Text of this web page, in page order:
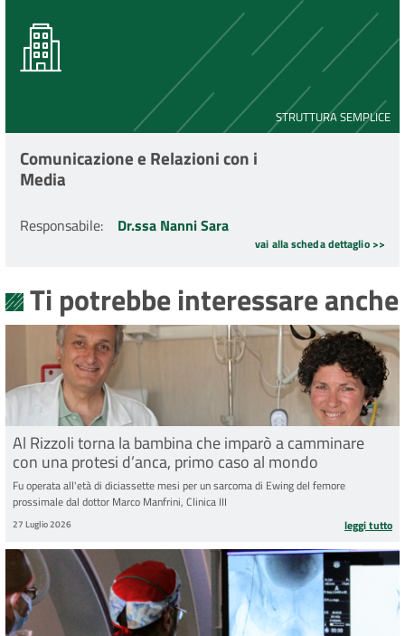
STRUTTURA SEMPLICE
Comunicazione e Relazioni con i
Media
Responsabile: Dr.ssa Nanni Sara
vai alla scheda dettaglio >>
Ti potrebbe interessare anche
Al Rizzoli torna la bambina che imparò a camminare
con una protesi d’anca, primo caso al mondo
Fu operata all'età di diciassette mesi per un sarcoma di Ewing del femore
prossimale dal dottor Marco Manfrini, Clinica III
27 Luglio 2026 leggi tutto